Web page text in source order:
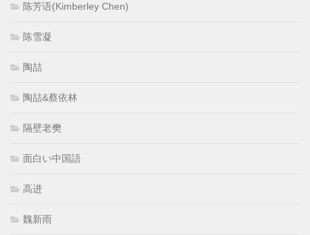
陈芳语(Kimberley Chen)
陈雪凝
陶喆
陶喆&蔡依林
隔壁老樊
面白い中国語
高进
魏新雨